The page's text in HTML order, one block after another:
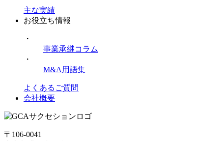
主な実績
お役立ち情報
・
事業承継コラム
・
M&A用語集
よくあるご質問
会社概要
〒106-0041